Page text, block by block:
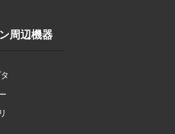
周辺機器